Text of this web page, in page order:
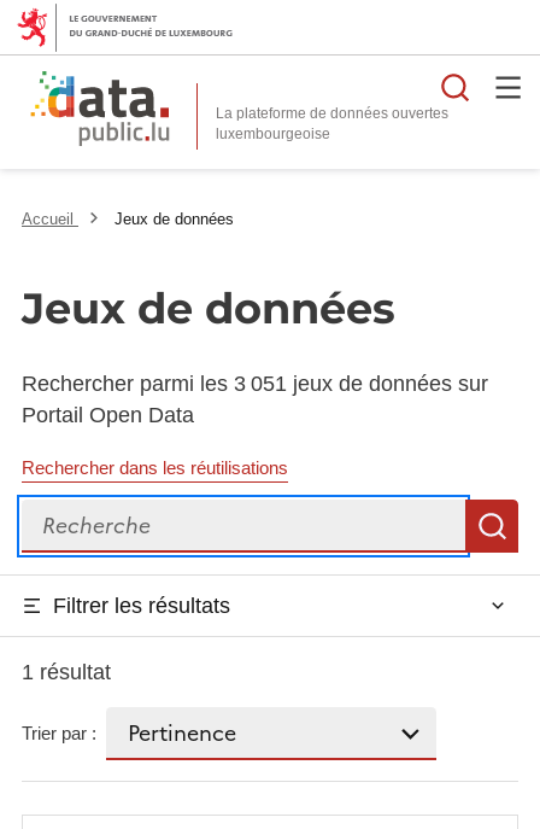
La plateforme de données ouvertes
Accueil Jeux de données
Jeux de données
Rechercher parmi les 3 051 jeux de données sur
Portail Open Data
Rechercher dans les réutilisations
Recherche
Filtrer les résultats
1 résultat
Trier par :